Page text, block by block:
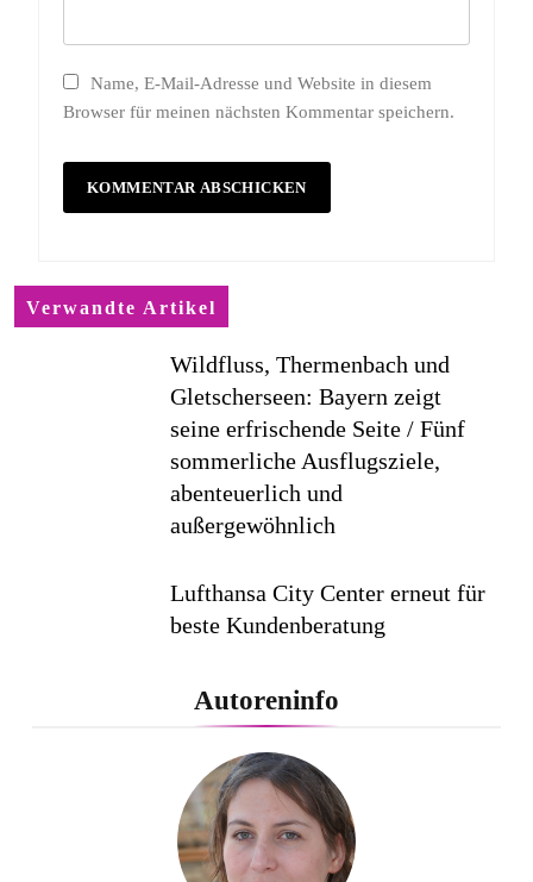
Name, E-Mail-Adresse und Website in diesem
Browser für meinen nächsten Kommentar speichern.
Verwandte Artikel
Wildfluss, Thermenbach und
Gletscherseen: Bayern zeigt
seine erfrischende Seite / Fünf
sommerliche Ausflugsziele,
abenteuerlich und
außergewöhnlich
Lufthansa City Center erneut für
beste Kundenberatung
Studie sieht LCC zum siebten
Mal in Folge vorn
Cool down am Hintertuxer
Gletscher
Autoreninfo